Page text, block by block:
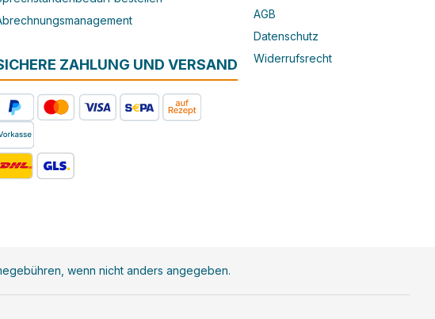
ZAHLUNG UND VERSAND
AGB
Datenschutz
Widerrufsrecht
wenn nicht anders angegeben.